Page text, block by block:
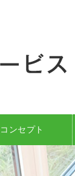
コンセプト